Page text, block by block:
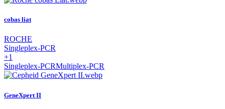
cobas liat
ROCHE
Singleplex-PCR
+1
Singleplex-PCRMultiplex-PCR
GeneXpert II